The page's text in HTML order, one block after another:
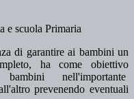
e scuola Primaria
di garantire ai bambini un
ha come obiettivo
bambini nell'importante
prevenendo eventuali